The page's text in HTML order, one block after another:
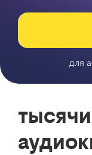
для